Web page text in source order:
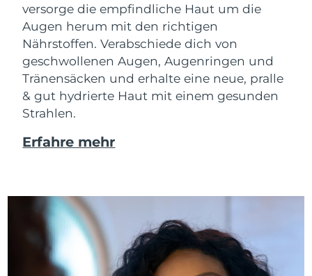
versorge die empfindliche Haut um die
Augen herum mit den richtigen
Nährstoffen. Verabschiede dich von
geschwollenen Augen, Augenringen und
Tränensäcken und erhalte eine neue, pralle
& gut hydrierte Haut mit einem gesunden
Strahlen.
Erfahre mehr